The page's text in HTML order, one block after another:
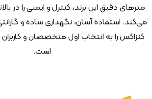
مترهای دقیق این برند، کنترل و ایمنی را در
می‌کند. استفاده آسان، نگهداری ساده و
کنزاکس را به انتخاب اول متخصصان و
است.